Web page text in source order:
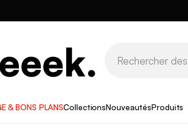
& BONS PLANSCollectionsNouveautésProduits